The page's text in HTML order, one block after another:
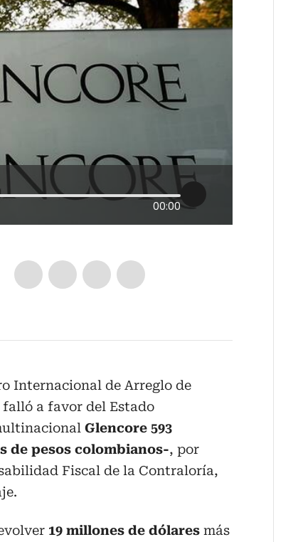
00:00
Internacional de Arreglo de
a favor del Estado
Glencore 593
de pesos colombianos-, por
Fiscal de la Contraloría,
19 millones de dólares más